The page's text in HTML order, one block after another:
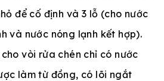
để cố định và 3 lỗ (cho nước
và nước nóng lạnh kết hợp).
vòi rửa chén chỉ có nước
làm từ đồng, có lõi ngắt